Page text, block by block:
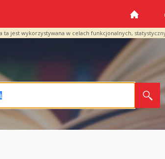
jest wykorzystywana w celach funkcjonalnych,